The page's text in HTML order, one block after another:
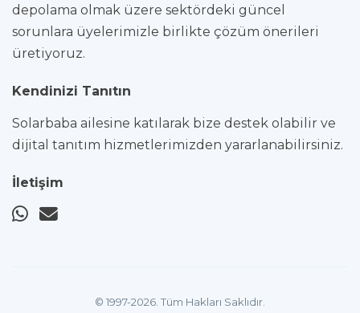
depolama olmak üzere sektördeki güncel
sorunlara üyelerimizle birlikte çözüm önerileri
üretiyoruz.
Kendinizi Tanıtın
Solarbaba ailesine katılarak bize destek olabilir ve
dijital tanıtım hizmetlerimizden yararlanabilirsiniz.
İletişim
© 1997-2026. Tüm Hakları Saklıdır.